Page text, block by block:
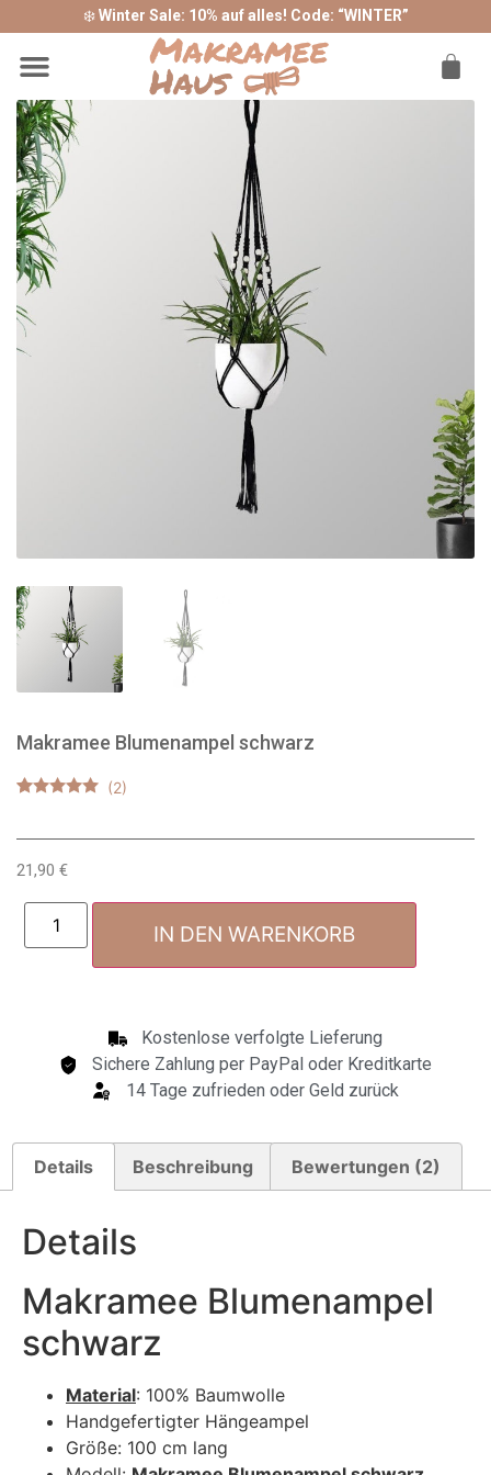
❄️Winter Sale: 10% auf alles! Code: “WINTER”
Makramee Blumenampel schwarz
basierend
Kundenbewertungen
21,90 €
IN DEN WARENKORB
Kostenlose verfolgte Lieferung
Sichere Zahlung per PayPal oder Kreditkarte
14 Tage zufrieden oder Geld zurück
Details Beschreibung Bewertungen (2)
Details
Makramee Blumenampel
schwarz
Material: 100% Baumwolle
Handgefertigter Hängeampel
Größe: 100 cm lang